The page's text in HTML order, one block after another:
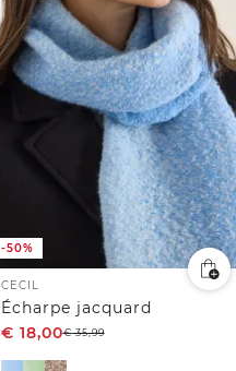
-50%
CECIL
Écharpe jacquard
€ 18,00€35,99